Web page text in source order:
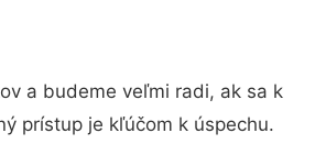
a budeme veľmi radi, ak sa k
prístup je kľúčom k úspechu.